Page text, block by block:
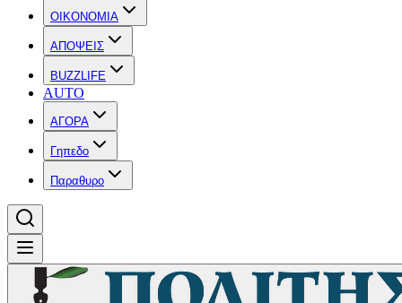
OIKONOMIA
ΑΠΟΨΕΙΣ
BUZZLIFE
AUTO
ΑΓΟΡΑ
Γηπεδο
Παραθυρο